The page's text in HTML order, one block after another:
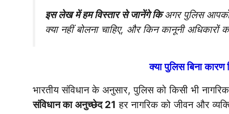
इस लेख में हम विस्तार से जानेंगे किअगर पुलिस आपको
क्या नहीं बोलना चाहिए, और किन कानूनी
क्या पुलिस बिना
भारतीय संविधान के अनुसार, पुलिस को किसी भी
संविधान का अनुच्छेद 21 हर नागरिक को जीवन और